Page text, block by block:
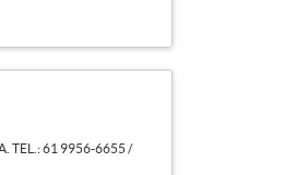
TEL.: 61 9956-6655 /